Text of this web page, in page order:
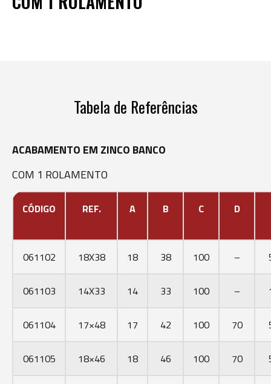
Tabela de Referências
ACABAMENTO EM ZINCO BANCO
COM 1 ROLAMENTO
CÓDIGO REF. A B C D
061102 18X38 18 38 100 –
061103 14X33 14 33 100 –
061104 17×48 17 42 100 70
061105 18×46 18 46 100 70